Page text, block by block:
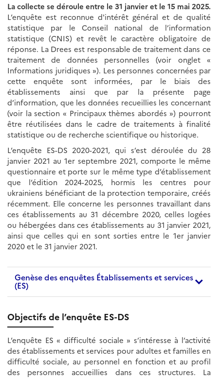
La collecte se déroule entre le 31 janvier et le 15 mai 2025.
L’enquête est reconnue d'intérêt général et de qualité
statistique par le Conseil national de l’information
statistique (CNIS) et revêt le caractère obligatoire de
réponse. La Drees est responsable de traitement dans ce
traitement de données personnelles (voir onglet «
Informations juridiques »). Les personnes concernées par
cette enquête sont informées, par le biais des
établissements ainsi que par la présente page
d’information, que les données recueillies les concernant
(voir la section « Principaux thèmes abordés ») pourront
être réutilisées dans le cadre de traitements à finalité
statistique ou de recherche scientifique ou historique.
L’enquête ES-DS 2020-2021, qui s’est déroulée du 28
janvier 2021 au 1er septembre 2021, comporte le même
questionnaire et porte sur le même type d’établissement
que l’édition 2024-2025, hormis les centres pour
ukrainiens bénéficiant de la protection temporaire, créés
récemment. Elle concerne les personnes travaillant dans
ces établissements au 31 décembre 2020, celles logées
ou hébergées dans ces établissements au 31 janvier 2021,
ainsi que celles qui en sont sorties entre le 1er janvier
2020 et le 31 janvier 2021.
Genèse des enquêtes Établissements et services
(ES)
Objectifs de l’enquête ES-DS
L’enquête ES « difficulté sociale » s’intéresse à l’activité
des établissements et services pour adultes et familles en
difficulté sociale, au personnel en fonction et au profil
des personnes accueillies dans ces structures. La